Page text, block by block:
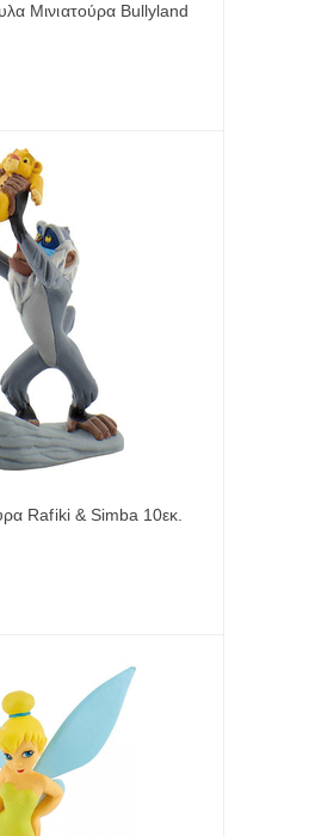
Μινιατούρα Bullyland
Rafiki & Simba 10εκ.